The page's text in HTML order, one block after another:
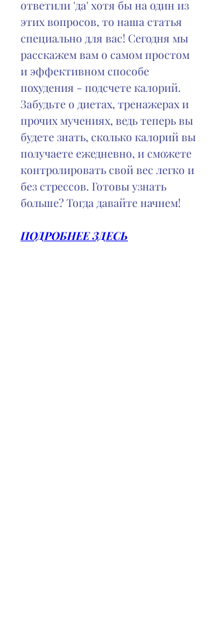
ответили 'да' хотя бы на один из
этих вопросов, то наша статья
специально для вас! Сегодня мы
расскажем вам о самом простом
и эффективном способе
похудения - подсчете калорий.
Забудьте о диетах, тренажерах и
прочих мучениях, ведь теперь вы
будете знать, сколько калорий вы
получаете ежедневно, и сможете
контролировать свой вес легко и
без стрессов. Готовы узнать
больше? Тогда давайте начнем!
ПОДРОБНЕЕ ЗДЕСЬ